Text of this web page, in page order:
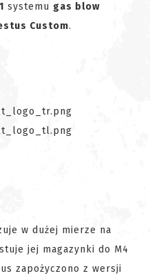
systemu gas blow
Custom.
w dużej mierze na
jej magazynki do M4
zapożyczono z wersji